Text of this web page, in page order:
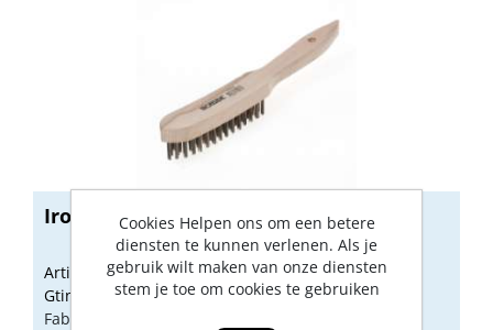
Ironside staaldraadborstel 4 rijen
Artikelnummer: 1879303
Gtin: 3394661390035
Fabrikant artikel nummer: 139003
Cookies Helpen ons om een betere
diensten te kunnen verlenen. Als je
gebruik wilt maken van onze diensten
stem je toe om cookies te gebruiken